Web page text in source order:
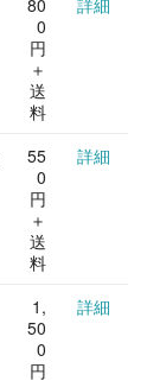
80
0
円
＋
送
料
詳細
55
0
円
＋
送
料
詳細
1,
50
0
円
詳細